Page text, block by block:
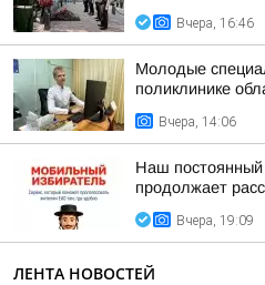
Вчера, 16:46
Молодые
поликлинике
Вчера, 14:06
Наш
продолжает
Вчера, 19:09
ЛЕНТА НОВОСТЕЙ